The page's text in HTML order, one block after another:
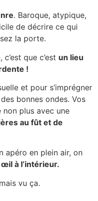
. Baroque, atypique,
de décrire ce qui
la porte.
que c’est un lieu
!
et pour s’imprégner
bonnes ondes. Vos
non plus avec une
au fût et de
apéro en plein air, on
à l’intérieur.
vu ça.